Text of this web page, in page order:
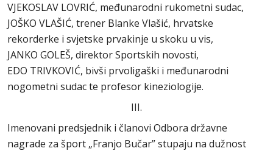
VJEKOSLAV LOVRIĆ, međunarodni rukometni sudac,
JOŠKO VLAŠIĆ, trener Blanke Vlašić, hrvatske
rekorderke i svjetske prvakinje u skoku u vis,
JANKO GOLEŠ, direktor Sportskih novosti,
EDO TRIVKOVIĆ, bivši prvoligaški i međunarodni
nogometni sudac te profesor kineziologije.
III.
Imenovani predsjednik i članovi Odbora državne
nagrade za šport „Franjo Bučar” stupaju na dužnost